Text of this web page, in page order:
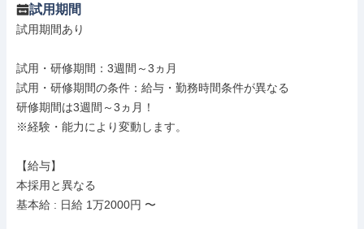
試用期間
試用期間あり
試用・研修期間：3週間～3ヵ月
試用・研修期間の条件：給与・勤務時間条件が異なる
研修期間は3週間～3ヵ月！
※経験・能力により変動します。
【給与】
本採用と異なる
基本給 : 日給 1万2000円 〜